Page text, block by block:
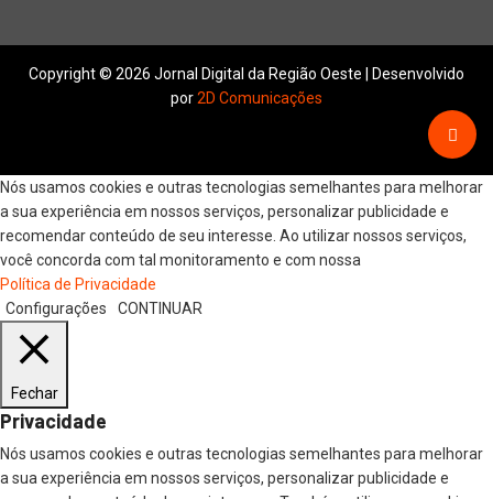
Copyright © 2026 Jornal Digital da Região Oeste | Desenvolvido
por2D Comunicações
Nós usamos cookies e outras tecnologias semelhantes para melhorar
a sua experiência em nossos serviços, personalizar publicidade e
recomendar conteúdo de seu interesse. Ao utilizar nossos serviços,
você concorda com tal monitoramento e com nossa
Política de Privacidade
Configurações
CONTINUAR
Fechar
Privacidade
Nós usamos cookies e outras tecnologias semelhantes para melhorar
a sua experiência em nossos serviços, personalizar publicidade e